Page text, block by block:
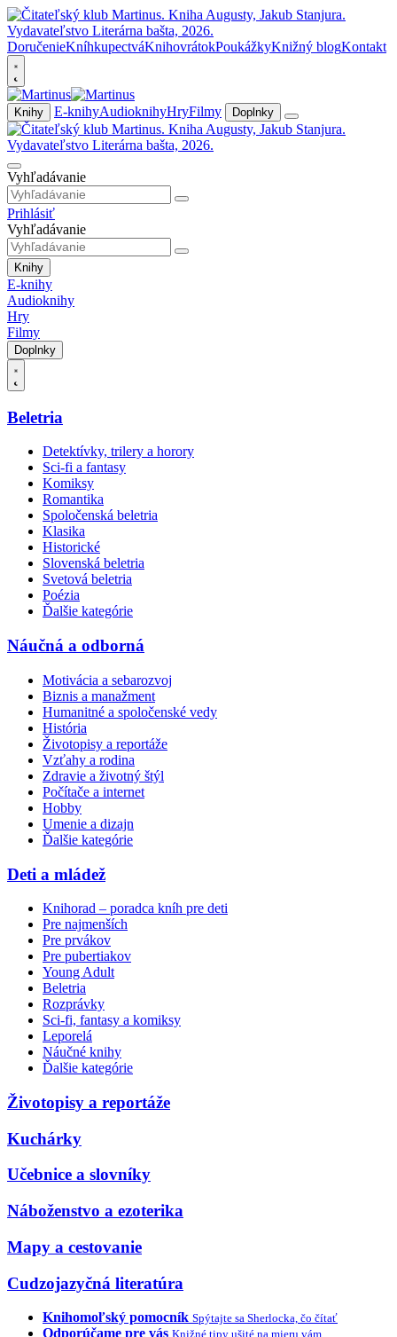
DoručenieKníhkupectváKnihovrátokPoukážkyKnižný blogKontakt
Knihy E-knihyAudioknihyHryFilmy Doplnky
Vyhľadávanie
Prihlásiť
Vyhľadávanie
Knihy
E-knihy
Audioknihy
Hry
Filmy
Doplnky
Beletria
Detektívky, trilery a horory
Sci-fi a fantasy
Komiksy
Romantika
Spoločenská beletria
Klasika
Historické
Slovenská beletria
Svetová beletria
Poézia
Ďalšie kategórie
Náučná a odborná
Motivácia a sebarozvoj
Biznis a manažment
Humanitné a spoločenské vedy
História
Životopisy a reportáže
Vzťahy a rodina
Zdravie a životný štýl
Počítače a internet
Hobby
Umenie a dizajn
Ďalšie kategórie
Deti a mládež
Knihorad – poradca kníh pre deti
Pre najmenších
Pre prvákov
Pre pubertiakov
Young Adult
Beletria
Rozprávky
Sci-fi, fantasy a komiksy
Leporelá
Náučné knihy
Ďalšie kategórie
Životopisy a reportáže
Kuchárky
Učebnice a slovníky
Náboženstvo a ezoterika
Mapy a cestovanie
Cudzojazyčná literatúra
Knihomoľský pomocník Spýtajte sa Sherlocka, čo čítať
Odporúčame pre vás Knižné tipy ušité na mieru vám